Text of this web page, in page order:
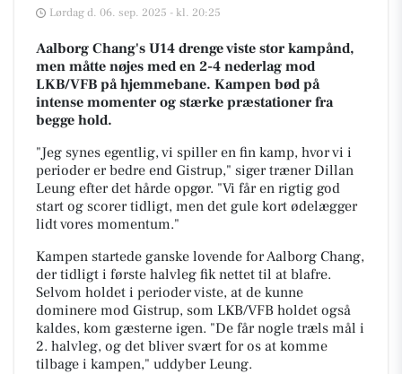
Lørdag d. 06. sep. 2025 - kl. 20:25
Aalborg Chang's U14 drenge viste stor kampånd,
men måtte nøjes med en 2-4 nederlag mod
LKB/VFB på hjemmebane. Kampen bød på
intense momenter og stærke præstationer fra
begge hold.
"Jeg synes egentlig, vi spiller en fin kamp, hvor vi i
perioder er bedre end Gistrup," siger træner Dillan
Leung efter det hårde opgør. "Vi får en rigtig god
start og scorer tidligt, men det gule kort ødelægger
lidt vores momentum."
Kampen startede ganske lovende for Aalborg Chang,
der tidligt i første halvleg fik nettet til at blafre.
Selvom holdet i perioder viste, at de kunne
dominere mod Gistrup, som LKB/VFB holdet også
kaldes, kom gæsterne igen. "De får nogle træls mål i
2. halvleg, og det bliver svært for os at komme
tilbage i kampen," uddyber Leung.